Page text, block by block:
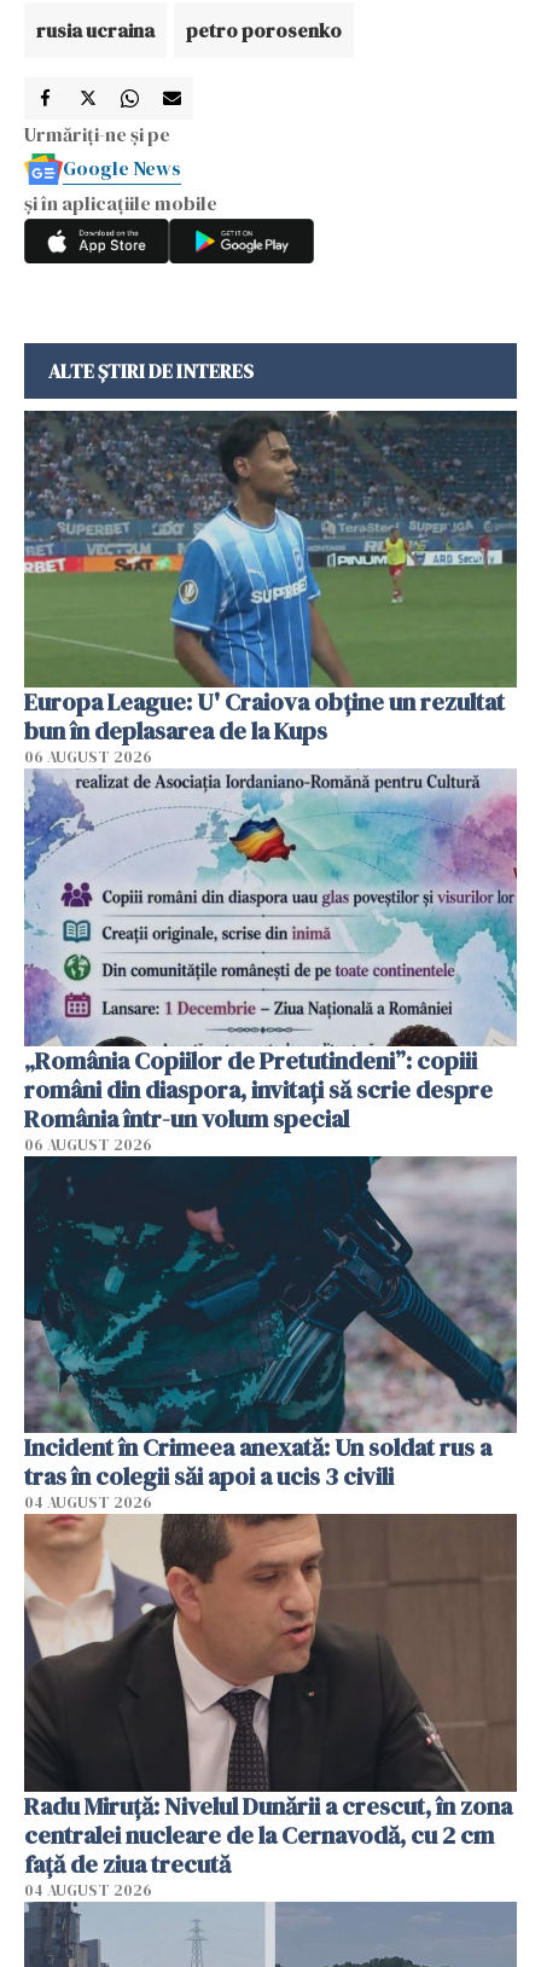
rusia ucraina petro porosenko
Urmăriți-ne și pe
Google News
și în aplicațiile mobile
ALTE ȘTIRI DE INTERES
Europa League: U' Craiova obține un rezultat
bun în deplasarea de la Kups
06 AUGUST 2026
„România Copiilor de Pretutindeni”: copiii
români din diaspora, invitați să scrie despre
România într-un volum special
06 AUGUST 2026
Incident în Crimeea anexată: Un soldat rus a
tras în colegii săi apoi a ucis 3 civili
04 AUGUST 2026
Radu Miruţă: Nivelul Dunării a crescut, în zona
centralei nucleare de la Cernavodă, cu 2 cm
faţă de ziua trecută
04 AUGUST 2026